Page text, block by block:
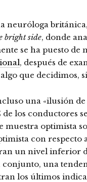
neuróloga
bright side, donde
se ha puesto de
, después de
que decidimos,
una «ilusión
de los conductores
muestra optimista
con respecto
un nivel inferior
conjunto, una
los últimos